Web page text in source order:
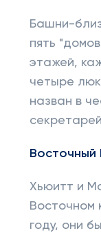
Башни-
пять
этажей,
четыре
назван в
Восточный
Хьюитт и
Восточном
году, они